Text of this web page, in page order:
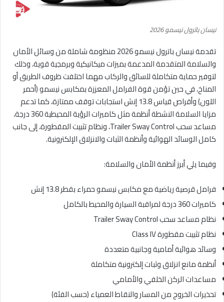
نيسان باترول نيسمو 2026
تقدمة نيسان باترول نيسمو 2026 منظومة شاملة من وسائل الأمان
والسلامة المتقدمة المدعمة بميزات ميكانيكية وبرمجية قوية، وذلك
لتوفير حماية متكاملة للسائق والركاب مهما اختلفت ظروف الطريق أو
المناخ، في حين تؤمن قوة الفرامل المعززة بمكابس نيسمو (أحمر
اللون) وأقراص قياس 13.8 إنش استجابات توقف ممتازة، كما تدعم
مزايا السلامة النشطة أنظمة مثل كاميرات الرؤية المحيطية 360 درجة،
مساعد سحب Trailer Sway Control، ونظام تثبيت المقطورة، إلى جانب
كامل الوسائد الهوائية وأنظمة الثبات والانزلاق الإلكترونية.
وفيما يلي أبرز أنظمة الأمان والسلامة:
فرامل قرصية رياضية مع مكابس نيسمو حمراء بقطر 13.8 إنش
كاميرات 360 درجة لمراقبة السيارة والمحيط بالكامل
نظام مساعد سحب Trailer Sway Control
نظام تثبيت مقطورة Class IV
وسائد هوائية أمامية وجانبية متعددة
أنظمة مانع انزلاق وثبات إلكترونية متكاملة
مساعدات الركن الخلفي والأمامي
تحذيرات الخروج من المسار والنقاط العمياء (حسب الفئة)